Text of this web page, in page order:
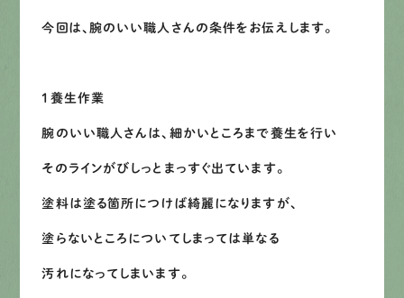
0120-44-2605
営業時間 8:00−18:00 ｜
今回は、腕のいい職人さんの条件をお伝えします。
１養生作業
腕のいい職人さんは、細かいところまで養生を行い
そのラインがびしっとまっすぐ出ています。
塗料は塗る箇所につけば綺麗になりますが、
塗らないところについてしまっては単なる
汚れになってしまいます。